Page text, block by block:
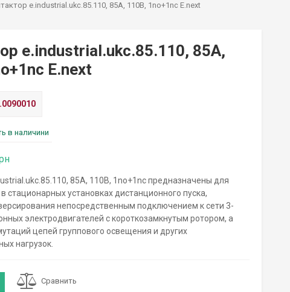
e.industrial.ukc.85.110, 85А, 110В, 1no+1nc E.next
e.industrial.ukc.85.110, 85А,
E.next
в наличини
85А, 110В, 1no+1nc предназначены для
стационарных установках дистанционного пуска,
непосредственным подключением к сети 3-
электродвигателей с короткозамкнутым ротором, а
цепей группового освещения и других
нагрузок.
Сравнить